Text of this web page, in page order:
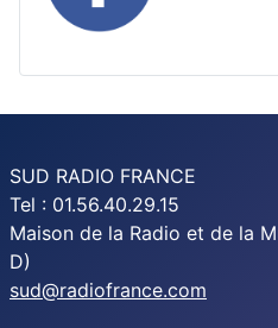
SUD RADIO FRANCE
Tel : 01.56.40.29.15
Maison de la Radio et de la
D)
sud@radiofrance.com